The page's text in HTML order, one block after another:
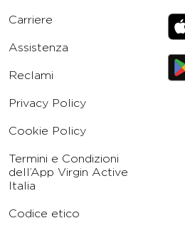
Carriere
Assistenza
Reclami
Privacy Policy
Cookie Policy
Termini e Condizioni
dell’App Virgin Active
Italia
Codice etico